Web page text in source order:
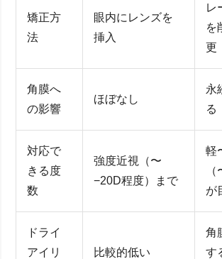
矯正方
法
眼内にレンズを
挿入
レ
を
更
角膜へ
の影響
ほぼなし
永
る
対応で
きる度
数
強度近視（〜
−20D程度）まで
軽
が
ドライ
アイリ
比較的低い
角
す